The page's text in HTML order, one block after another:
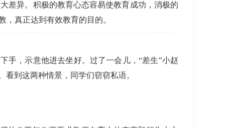
差异。积极的教育心态容易使教育成功，消极的
真正达到有效教育的目的。
手，示意他进去坐好。过了一会儿，“差生”小赵
看到这两种情景，同学们窃窃私语。